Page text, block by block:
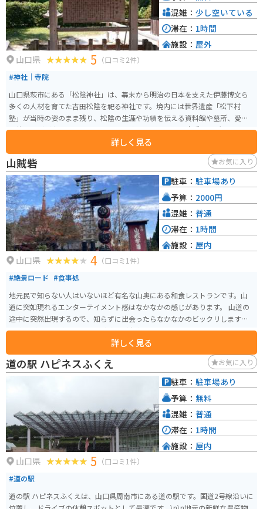
山口県 5 （口コミ2件）
#神社｜寺院
山口県萩市にある「松陰神社」は、幕末から明治の日本を支えた伊藤博文ら
多くの人材を育てた吉田松陰を祀る神社です。境内には世界遺産「松下村
塾」が当時の姿のまま残り、松陰の生涯や功績を伝える資料館や墓所、愛用
の井戸などが点在しています。 歴史を身近に感じられる貴重な場所で、バイ
クやマイカー専用の駐車場も完備されており、家族連れにもおすすめです。
詳しく見る
混雑： 少し空いている
滞在： 1時間
施設： 屋外
山賊砦 お気に入り
山口県 4 （口コミ1件）
#絶景ロード #食事処
地元民で知らない人はいないほど有名な山奥にある和食レストランです。山
道に突如現れるエンターテイメント感はなかなかの感じがあります。 山道の
途中に突然出現するので、知らずに出会ったらなかなかのビックリします。
山賊うどん、山賊むすび、山賊焼きが有名です。席も色々あり、色だけでな
くエンタメとしても面白いです。詳しく見る
駐車： 駐車場あり
予算： 2000円
混雑： 普通
滞在： 1時間
施設： 屋内
道の駅 ハピネスふくえ お気に入り
山口県 5 （口コミ1件）
#道の駅
道の駅 ハピネスふくえは、山口県周南市にある道の駅です。国道2号線沿いに
駐車： 駐車場あり
予算： 無料
混雑： 普通
滞在： 1時間
施設： 屋内